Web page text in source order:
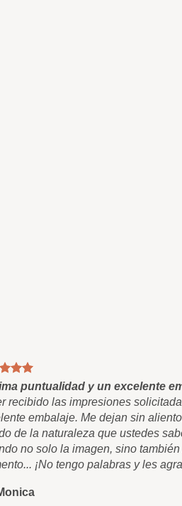
puntualidad y un excelente
recibido las impresiones
embalaje. Me dejan sin
de la naturaleza que ustedes
no solo la imagen, sino
¡No tengo palabras y les